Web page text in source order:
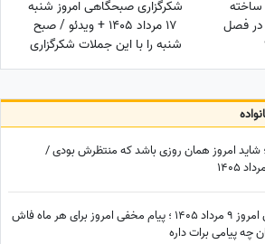
شهر 4 کِی ساخته
در فصل
شکرگزاری صبحگاهی امروز شنبه
17 مرداد 1405 + ویدئو / صبح
شنبه را با این جملات شکرگزاری
شاید امروز همان روزی باشد که منتظرش بودی /
گردونه شانس امروز 9 مرداد 1405 ؛ پیام مخفی امروز برای هر ماه فاش
چه پیامی برات داره